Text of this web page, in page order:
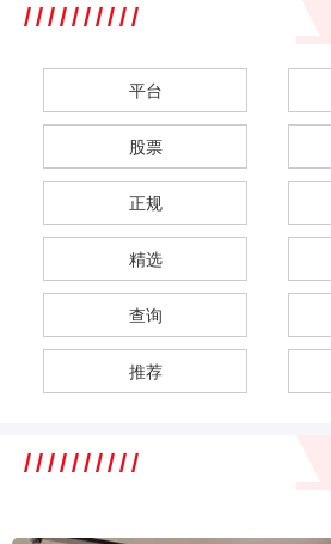
平台
股票
正规
精选
查询
推荐